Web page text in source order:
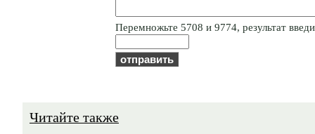
Пepeмнoжьтe 5708 и 9774, результат
Читайте также